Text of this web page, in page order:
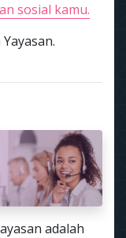
sosial kamu.
adalah